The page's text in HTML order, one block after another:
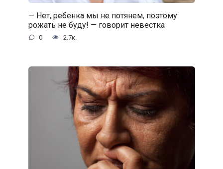
— Нет, ребенка мы не потянем, поэтому
рожать не буду! — говорит невестка
0 2.7к.